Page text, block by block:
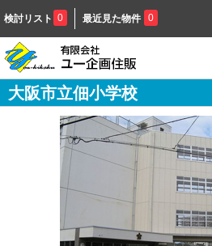
検討リスト 0 最近見た物件 0
大阪市立佃小学校